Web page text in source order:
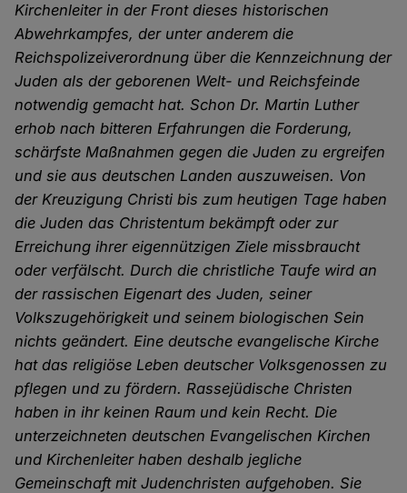
Kirchenleiter in der Front dieses historischen
Abwehrkampfes, der unter anderem die
Reichspolizeiverordnung über die Kennzeichnung der
Juden als der geborenen Welt- und Reichsfeinde
notwendig gemacht hat. Schon Dr. Martin Luther
erhob nach bitteren Erfahrungen die Forderung,
schärfste Maßnahmen gegen die Juden zu ergreifen
und sie aus deutschen Landen auszuweisen. Von
der Kreuzigung Christi bis zum heutigen Tage haben
die Juden das Christentum bekämpft oder zur
Erreichung ihrer eigennützigen Ziele missbraucht
oder verfälscht. Durch die christliche Taufe wird an
der rassischen Eigenart des Juden, seiner
Volkszugehörigkeit und seinem biologischen Sein
nichts geändert. Eine deutsche evangelische Kirche
hat das religiöse Leben deutscher Volksgenossen zu
pflegen und zu fördern. Rassejüdische Christen
haben in ihr keinen Raum und kein Recht. Die
unterzeichneten deutschen Evangelischen Kirchen
und Kirchenleiter haben deshalb jegliche
Gemeinschaft mit Judenchristen aufgehoben. Sie